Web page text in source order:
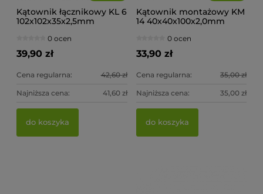
Kątownik łącznikowy KL 6
102x102x35x2,5mm
0 ocen
39,90 zł
Cena regularna: 42,60 zł
Najniższa cena: 41,60 zł
do koszyka
Kątownik montażowy KM
14 40x40x100x2,0mm
0 ocen
33,90 zł
Cena regularna: 35,00 zł
Najniższa cena: 35,00 zł
do koszyka
Wieszak belki wspornik WB 10 51x105x75x2,0mm